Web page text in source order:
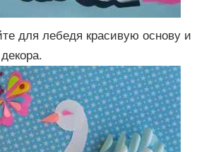
для лебедя красивую основу и